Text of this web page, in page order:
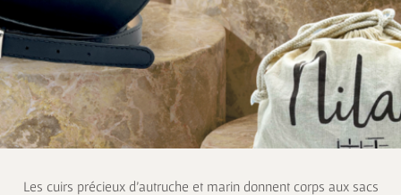
Les cuirs précieux d’autruche et marin donnent corps aux sacs